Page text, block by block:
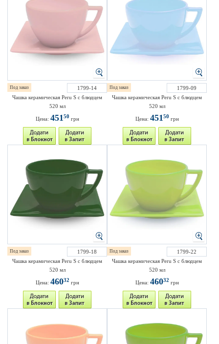
Под заказ
1799-14
Чашка керамическая Peru S с блюдцем
520 мл
Цена: 45150 грн
Под заказ
1799-09
Чашка керамическая Peru S с блюдцем
520 мл
Цена: 45150 грн
Под заказ
1799-18
Чашка керамическая Peru S с блюдцем
520 мл
Цена: 46032 грн
Под заказ
1799-22
Чашка керамическая Peru S с блюдцем
520 мл
Цена: 46032 грн